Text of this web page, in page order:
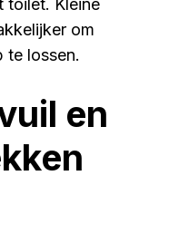
toilet. Kleine
om
te lossen.
en